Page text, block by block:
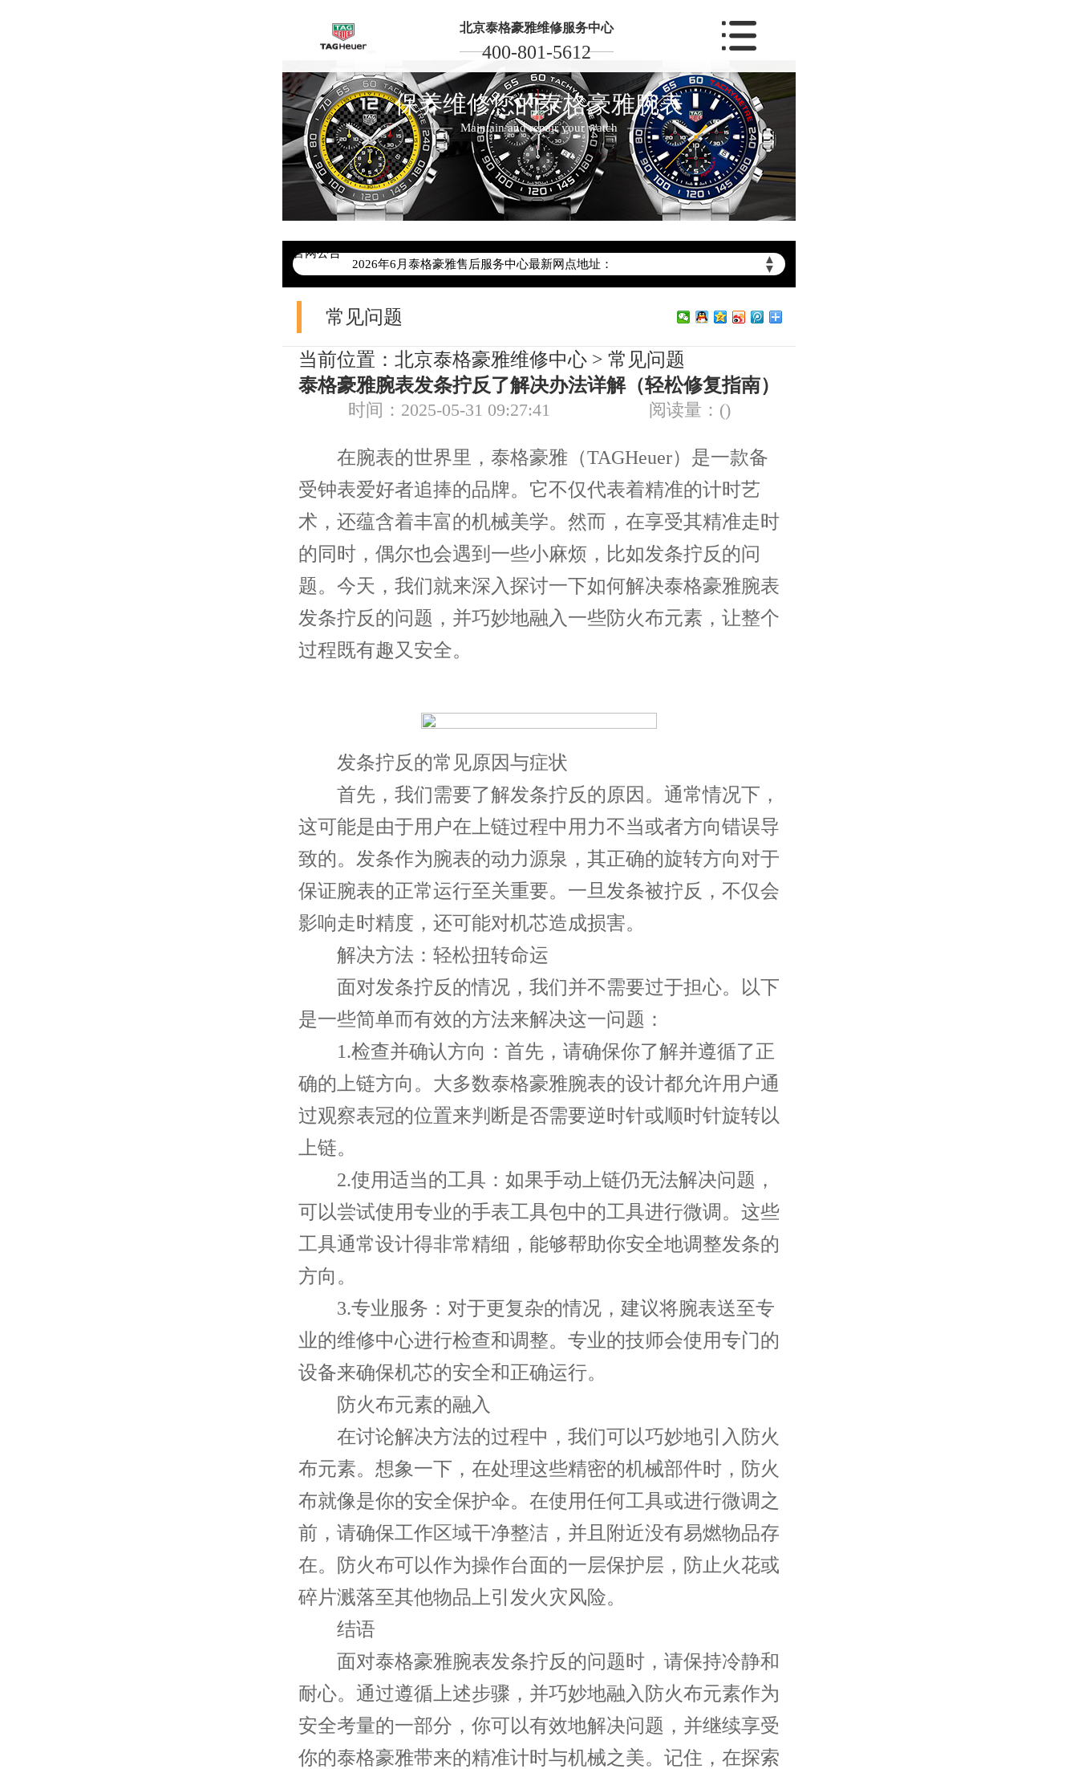
北京泰格豪雅维修服务中心
400-801-5612
保养维修您的泰格豪雅腕表
Maintain and repair your watch
官网公告
>
▲
▼
2026年6月泰格豪雅北京市售后服务网络优化升级公告
2026年6月北京市泰格豪雅官方售后客户服务热线：400-801-5612
2026年6月泰格豪雅售后服务中心最新网点地址：
北京市东城区东长安街1号东方广场写字楼W3座6层602室（需提前预约）
北京市朝阳区建国门外大街甲6号华熙国际中心写字楼D座11层1102室（需提前预约）
节假日正常营业！
常见问题
当前位置： 北京泰格豪雅维修中心 > 常见问题
泰格豪雅腕表发条拧反了解决办法详解（轻松修复指南）
时间：2025-05-31 09:27:41 阅读量：()
在腕表的世界里，泰格豪雅（TAGHeuer）是一款备
受钟表爱好者追捧的品牌。它不仅代表着精准的计时艺
术，还蕴含着丰富的机械美学。然而，在享受其精准走时
的同时，偶尔也会遇到一些小麻烦，比如发条拧反的问
题。今天，我们就来深入探讨一下如何解决泰格豪雅腕表
发条拧反的问题，并巧妙地融入一些防火布元素，让整个
过程既有趣又安全。
发条拧反的常见原因与症状
首先，我们需要了解发条拧反的原因。通常情况下，
这可能是由于用户在上链过程中用力不当或者方向错误导
致的。发条作为腕表的动力源泉，其正确的旋转方向对于
保证腕表的正常运行至关重要。一旦发条被拧反，不仅会
影响走时精度，还可能对机芯造成损害。
解决方法：轻松扭转命运
面对发条拧反的情况，我们并不需要过于担心。以下
是一些简单而有效的方法来解决这一问题：
1.检查并确认方向：首先，请确保你了解并遵循了正
确的上链方向。大多数泰格豪雅腕表的设计都允许用户通
过观察表冠的位置来判断是否需要逆时针或顺时针旋转以
上链。
2.使用适当的工具：如果手动上链仍无法解决问题，
可以尝试使用专业的手表工具包中的工具进行微调。这些
工具通常设计得非常精细，能够帮助你安全地调整发条的
方向。
3.专业服务：对于更复杂的情况，建议将腕表送至专
业的维修中心进行检查和调整。专业的技师会使用专门的
设备来确保机芯的安全和正确运行。
防火布元素的融入
在讨论解决方法的过程中，我们可以巧妙地引入防火
布元素。想象一下，在处理这些精密的机械部件时，防火
布就像是你的安全保护伞。在使用任何工具或进行微调之
前，请确保工作区域干净整洁，并且附近没有易燃物品存
在。防火布可以作为操作台面的一层保护层，防止火花或
碎片溅落至其他物品上引发火灾风险。
结语
面对泰格豪雅腕表发条拧反的问题时，请保持冷静和
耐心。通过遵循上述步骤，并巧妙地融入防火布元素作为
安全考量的一部分，你可以有效地解决问题，并继续享受
你的泰格豪雅带来的精准计时与机械之美。记住，在探索